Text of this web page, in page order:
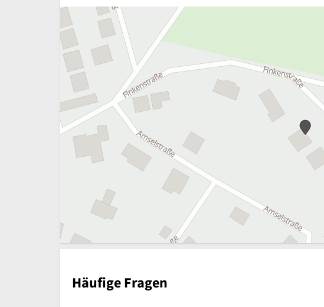
Häufige Fragen